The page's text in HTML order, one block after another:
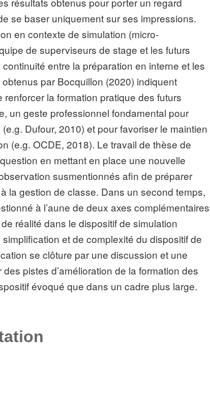
se baser uniquement sur ses impressions.
en contexte de simulation (micro-
de superviseurs de stage et les futurs
entre la préparation en interne et les
par Bocquillon (2020) indiquent
renforcer la formation pratique des futurs
un geste professionnel fondamental pour
Dufour, 2010) et pour favoriser le maintien
(e.g. OCDE, 2018). Le travail de thèse de
en mettant en place une nouvelle
susmentionnés afin de préparer
la gestion de classe. Dans un second temps,
à l’aune de deux axes complémentaires
réalité dans le dispositif de simulation
et de complexité du dispositif de
se clôture par une discussion et une
pistes d’amélioration de la formation des
évoqué que dans un cadre plus large.